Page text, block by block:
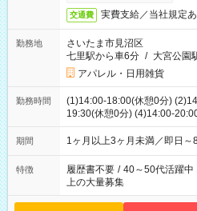
交通費 実費支給／当社規定あ
勤務地
さいたま市見沼区
七里駅から車6分 / 大宮公園
アパレル・日用雑貨
勤務時間
(1)14:00-18:00(休憩0分)
19:30(休憩0分) (4)14:00-
ます
期間 1ヶ月以上3ヶ月未満／即日～
特徴 履歴書不要 / 40～50代活躍中
上の大量募集